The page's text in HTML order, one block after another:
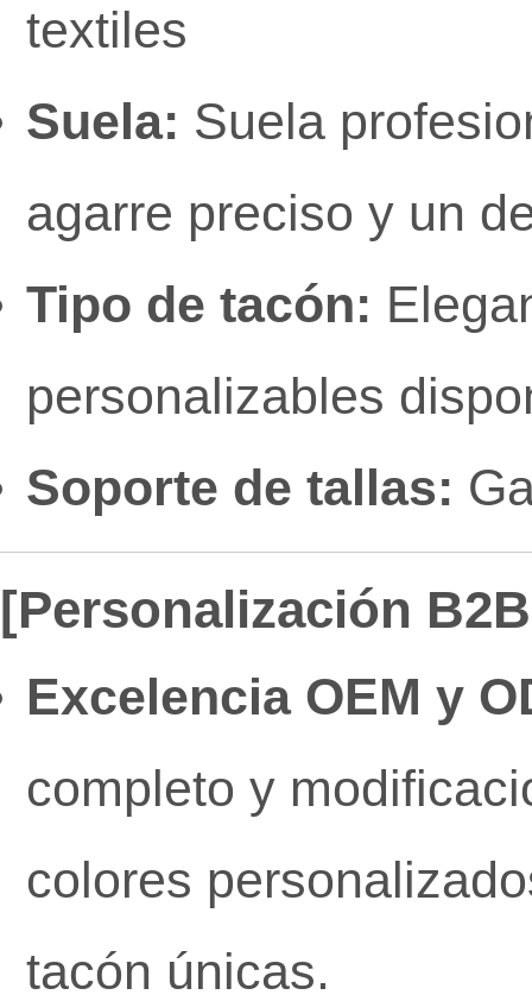
textiles
Suela: Suela
agarre preciso y un
Tipo de tacón:
personalizables
Soporte de tallas:
[Personalización
Excelencia OEM y
completo y
colores
tacón únicas.